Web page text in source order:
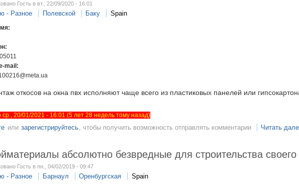
Гость в вт., 22/09/2020 - 16:01
- Разное Полевской Баку Spain
mail:
откосов на окна пвх исполняют чаще всего из пластиковых панелей или
ср., 20/01/2021 - 16:01 (5 лет 28 недель тому назад)
или зарегистрируйтесь , чтобы получить возможность отправлять комментарии Читать
абсолютно безвредные для строительства своего
Гость в пн., 04/02/2019 - 09:47
- Разное Барнаул Оренбургская Spain